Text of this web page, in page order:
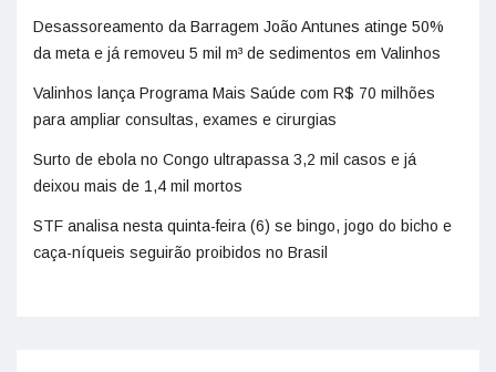
Desassoreamento da Barragem João Antunes atinge 50%
da meta e já removeu 5 mil m³ de sedimentos em Valinhos
Valinhos lança Programa Mais Saúde com R$ 70 milhões
para ampliar consultas, exames e cirurgias
Surto de ebola no Congo ultrapassa 3,2 mil casos e já
deixou mais de 1,4 mil mortos
STF analisa nesta quinta-feira (6) se bingo, jogo do bicho e
caça-níqueis seguirão proibidos no Brasil